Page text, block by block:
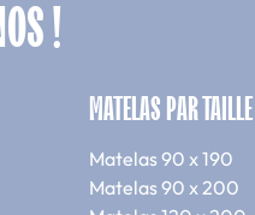
!
MATELAS PAR TAILLE
Matelas 90 x 190
Matelas 90 x 200